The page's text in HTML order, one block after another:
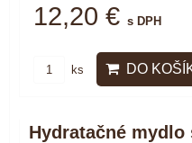
12,20 € s DPH
ks DO
Hydratačné